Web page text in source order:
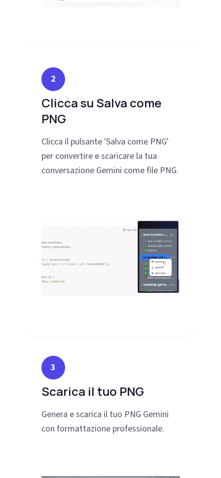
2
Clicca su Salva come
PNG
Clicca il pulsante 'Salva come PNG'
per convertire e scaricare la tua
conversazione Gemini come file PNG.
3
Scarica il tuo PNG
Genera e scarica il tuo PNG Gemini
con formattazione professionale.